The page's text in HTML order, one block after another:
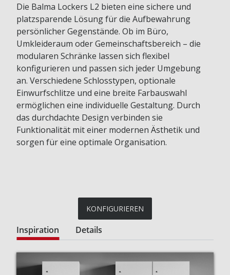
Die Balma Lockers L2 bieten eine sichere und
platzsparende Lösung für die Aufbewahrung
persönlicher Gegenstände. Ob im Büro,
Umkleideraum oder Gemeinschaftsbereich – die
modularen Schränke lassen sich flexibel
konfigurieren und passen sich jeder Umgebung
an. Verschiedene Schlosstypen, optionale
Einwurfschlitze und eine breite Farbauswahl
ermöglichen eine individuelle Gestaltung. Durch
das durchdachte Design verbinden sie
Funktionalität mit einer modernen Ästhetik und
sorgen für eine optimale Organisation.
KONFIGURIEREN
Inspiration Details